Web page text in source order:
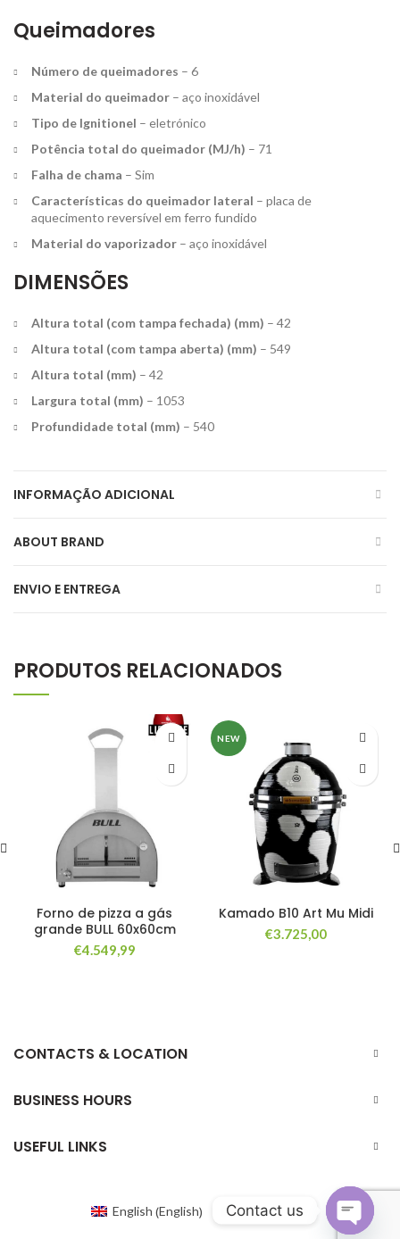
Queimadores
Número de queimadores – 6
Material do queimador – aço inoxidável
Tipo de Ignitionel – eletrónico
Potência total do queimador (MJ/h) – 71
Falha de chama – Sim
Características do queimador lateral – placa de
aquecimento reversível em ferro fundido
Material do vaporizador – aço inoxidável
DIMENSÕES
Altura total (com tampa fechada) (mm) – 42
Altura total (com tampa aberta) (mm) – 549
Altura total (mm) – 42
Largura total (mm) – 1053
Profundidade total (mm) – 540
INFORMAÇÃO ADICIONAL
ABOUT BRAND
ENVIO E ENTREGA
PRODUTOS RELACIONADOS
Forno de pizza a gás
grande BULL 60x60cm
€4.549,99
NEW
Kamado B10 Art Mu Midi
€3.725,00
CONTACTS & LOCATION
BUSINESS HOURS
USEFUL LINKS
English (English) Portuguese
Contact us